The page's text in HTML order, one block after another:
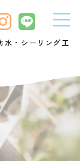
水・シーリング工